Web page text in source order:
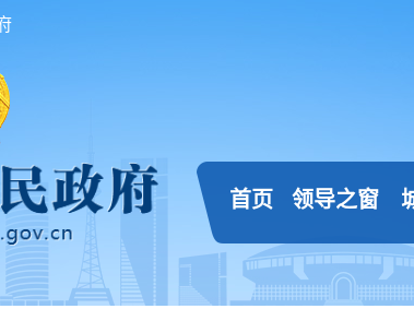
首页 领导之窗